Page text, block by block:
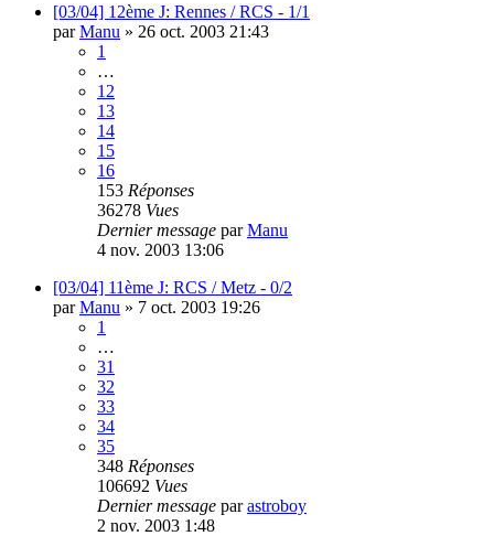
[03/04] 12ème J: Rennes / RCS - 1/1
parManu » 26 oct. 2003 21:43
1
…
12
13
14
15
16
153 Réponses
36278 Vues
Dernier message parManu
4 nov. 2003 13:06
[03/04] 11ème J: RCS / Metz - 0/2
parManu » 7 oct. 2003 19:26
1
…
31
32
33
34
35
348 Réponses
106692 Vues
Dernier message parastroboy
2 nov. 2003 1:48